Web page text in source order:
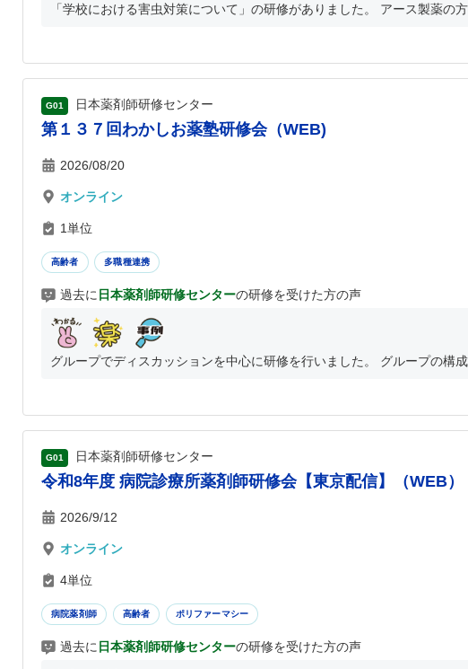
「学校における害虫対策について」の研修がありました。 アース製薬の
G01 日本薬剤師研修センター
第１３７回わかしお薬塾研修会（WEB)
2026/08/20
オンライン
1単位
高齢者 多職種連携
過去に 日本薬剤師研修センターの研修を受けた方の声
グループでディスカッションを中心に研修を行いました。 グループの構
G01 日本薬剤師研修センター
令和8年度 病院診療所薬剤師研修会【東京配信】（WEB）
2026/9/12
オンライン
4単位
病院薬剤師 高齢者 ポリファーマシー
過去に 日本薬剤師研修センターの研修を受けた方の声